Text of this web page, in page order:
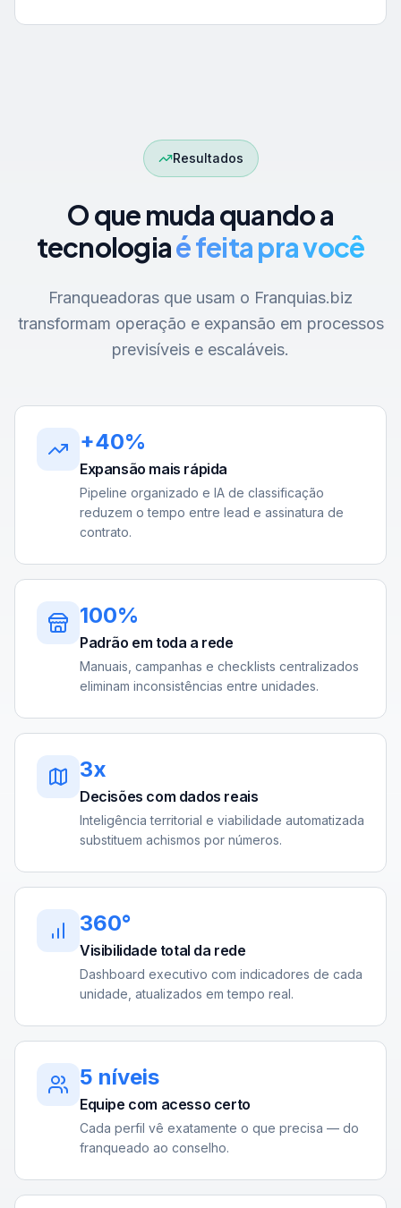
Resultados
O que muda quando a
tecnologiaé feita pra você
Franqueadoras que usam o Franquias.biz
transformam operação e expansão em processos
previsíveis e escaláveis.
+40%
Expansão mais rápida
Pipeline organizado e IA de classificação
reduzem o tempo entre lead e assinatura de
contrato.
100%
Padrão em toda a rede
Manuais, campanhas e checklists centralizados
eliminam inconsistências entre unidades.
3x
Decisões com dados reais
Inteligência territorial e viabilidade automatizada
substituem achismos por números.
360°
Visibilidade total da rede
Dashboard executivo com indicadores de cada
unidade, atualizados em tempo real.
5 níveis
Equipe com acesso certo
Cada perfil vê exatamente o que precisa — do
franqueado ao conselho.